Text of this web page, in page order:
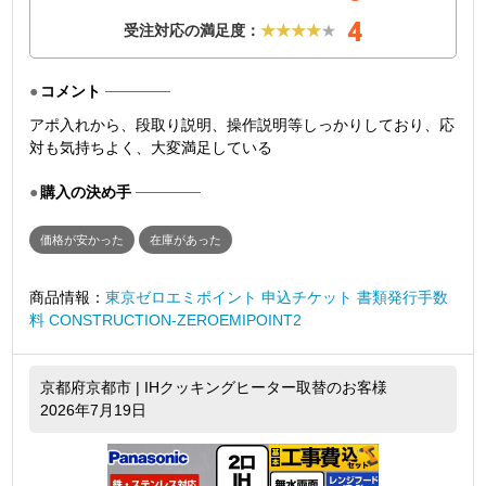
受注対応の満足度： ★★★★★ 4
コメント
アポ入れから、段取り説明、操作説明等しっかりしており、応
対も気持ちよく、大変満足している
購入の決め手
価格が安かった 在庫があった
商品情報： 東京ゼロエミポイント 申込チケット 書類発行手数
料 CONSTRUCTION-ZEROEMIPOINT2
京都府京都市 | IHクッキングヒーター取替のお客様
2026年7月19日